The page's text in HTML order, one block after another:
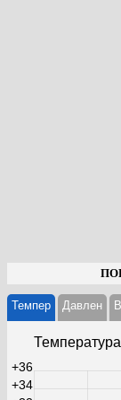
Темпер Давлен
+34
+36